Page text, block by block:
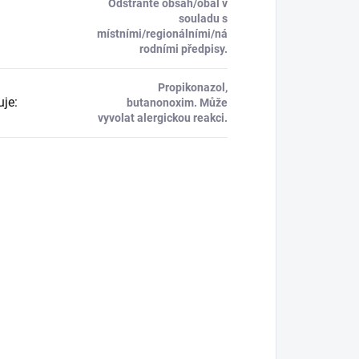
Odstraňte obsah/obal v
souladu s
místními/regionálními/ná
rodními předpisy.
:
Propikonazol,
butanonoxim. Může
vyvolat alergickou reakci.